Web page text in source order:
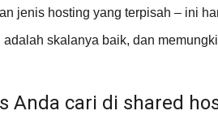
jenis hosting yang terpisah – ini
skalanya baik, dan
Anda cari di shared